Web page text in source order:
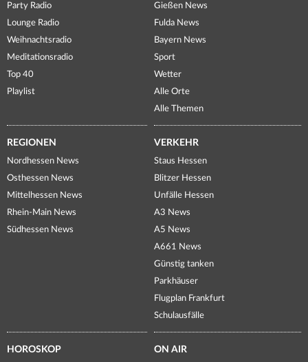
Party Radio
Lounge Radio
Weihnachtsradio
Meditationsradio
Top 40
Playlist
Gießen News
Fulda News
Bayern News
Sport
Wetter
Alle Orte
Alle Themen
REGIONEN
Nordhessen News
Osthessen News
Mittelhessen News
Rhein-Main News
Südhessen News
VERKEHR
Staus Hessen
Blitzer Hessen
Unfälle Hessen
A3 News
A5 News
A661 News
Günstig tanken
Parkhäuser
Flugplan Frankfurt
Schulausfälle
HOROSKOP ON AIR